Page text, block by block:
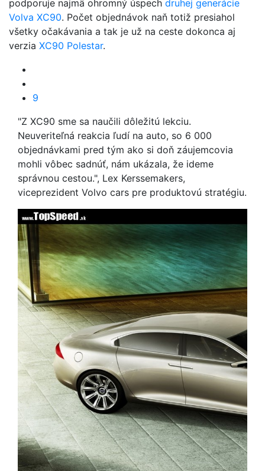
podporuje najmä ohromný úspech druhej generácie
Volva XC90. Počet objednávok naň totiž presiahol
všetky očakávania a tak je už na ceste dokonca aj
verzia XC90 Polestar.
9
"Z XC90 sme sa naučili dôležitú lekciu.
Neuveriteľná reakcia ľudí na auto, so 6 000
objednávkami pred tým ako si doň záujemcovia
mohli vôbec sadnúť, nám ukázala, že ideme
správnou cestou.", Lex Kerssemakers,
viceprezident Volvo cars pre produktovú stratégiu.